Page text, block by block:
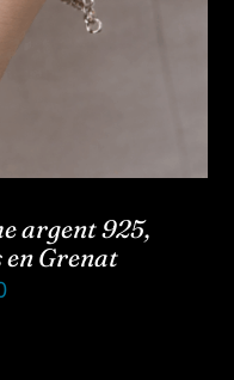
argent 925,
Grenat